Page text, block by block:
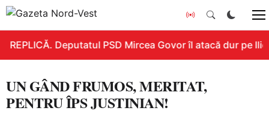
REPLICĂ. Deputatul PSD Mircea Govor îl atacă dur pe
UN GÂND FRUMOS, MERITAT,
PENTRU ÎPS JUSTINIAN!